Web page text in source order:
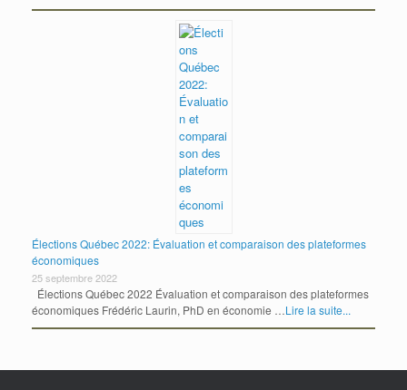
Élections Québec 2022: Évaluation et comparaison des plateformes
économiques
25 septembre 2022
Élections Québec 2022 Évaluation et comparaison des plateformes
économiques Frédéric Laurin, PhD en économie …Lire la suite...